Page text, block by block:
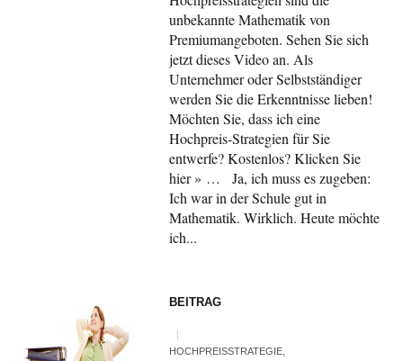
unbekannte Mathematik von
Premiumangeboten. Sehen Sie sich
jetzt dieses Video an. Als
Unternehmer oder Selbstständiger
werden Sie die Erkenntnisse lieben!
Möchten Sie, dass ich eine
Hochpreis-Strategien für Sie
entwerfe? Kostenlos? Klicken Sie
hier » … Ja, ich muss es zugeben:
Ich war in der Schule gut in
Mathematik. Wirklich. Heute möchte
ich...
BEITRAG
HOCHPREISSTRATEGIE,